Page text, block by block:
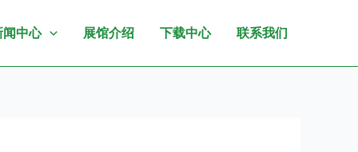
闻中心 展馆介绍 下载中心 联系我们